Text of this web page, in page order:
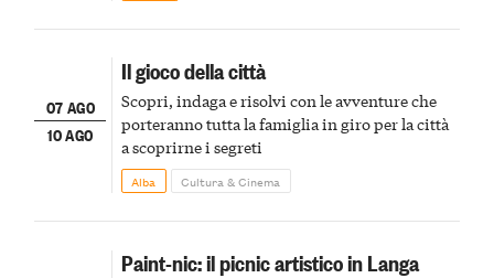
07 AGO
10 AGO
Il gioco della città
Scopri, indaga e risolvi con le avventure che
porteranno tutta la famiglia in giro per la città
a scoprirne i segreti
Alba Cultura & Cinema
Paint-nic: il picnic artistico in Langa